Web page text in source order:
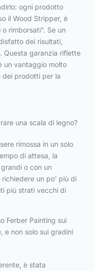
ogni prodotto
il Wood Stripper, è
rimborsati”. Se un
dei risultati,
Questa garanzia riflette
un vantaggio molto
dei prodotti per la
una scala di legno?
rimossa in un solo
di attesa, la
o con un
un po' più di
più strati vecchi di
Ferber Painting sui
e non solo sui gradini
è stata